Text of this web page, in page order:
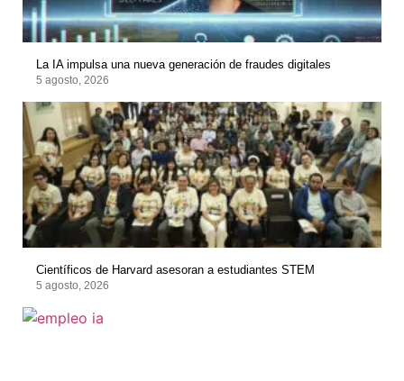
La IA impulsa una nueva generación de fraudes digitales
5 agosto, 2026
Científicos de Harvard asesoran a estudiantes STEM
5 agosto, 2026